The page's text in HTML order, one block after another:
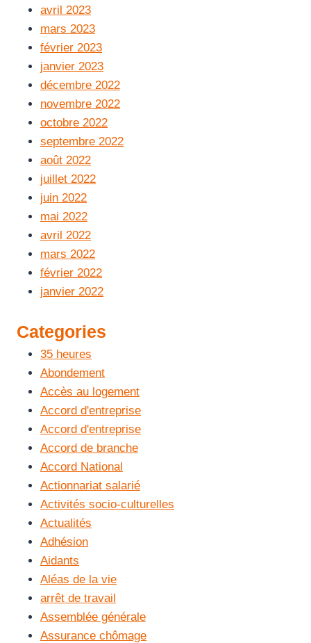
avril 2023
mars 2023
février 2023
janvier 2023
décembre 2022
novembre 2022
octobre 2022
septembre 2022
août 2022
juillet 2022
juin 2022
mai 2022
avril 2022
mars 2022
février 2022
janvier 2022
Categories
35 heures
Abondement
Accès au logement
Accord d'entreprise
Accord d'entreprise
Accord de branche
Accord National
Actionnariat salarié
Activités socio-culturelles
Actualités
Adhésion
Aidants
Aléas de la vie
arrêt de travail
Assemblée générale
Assurance chômage